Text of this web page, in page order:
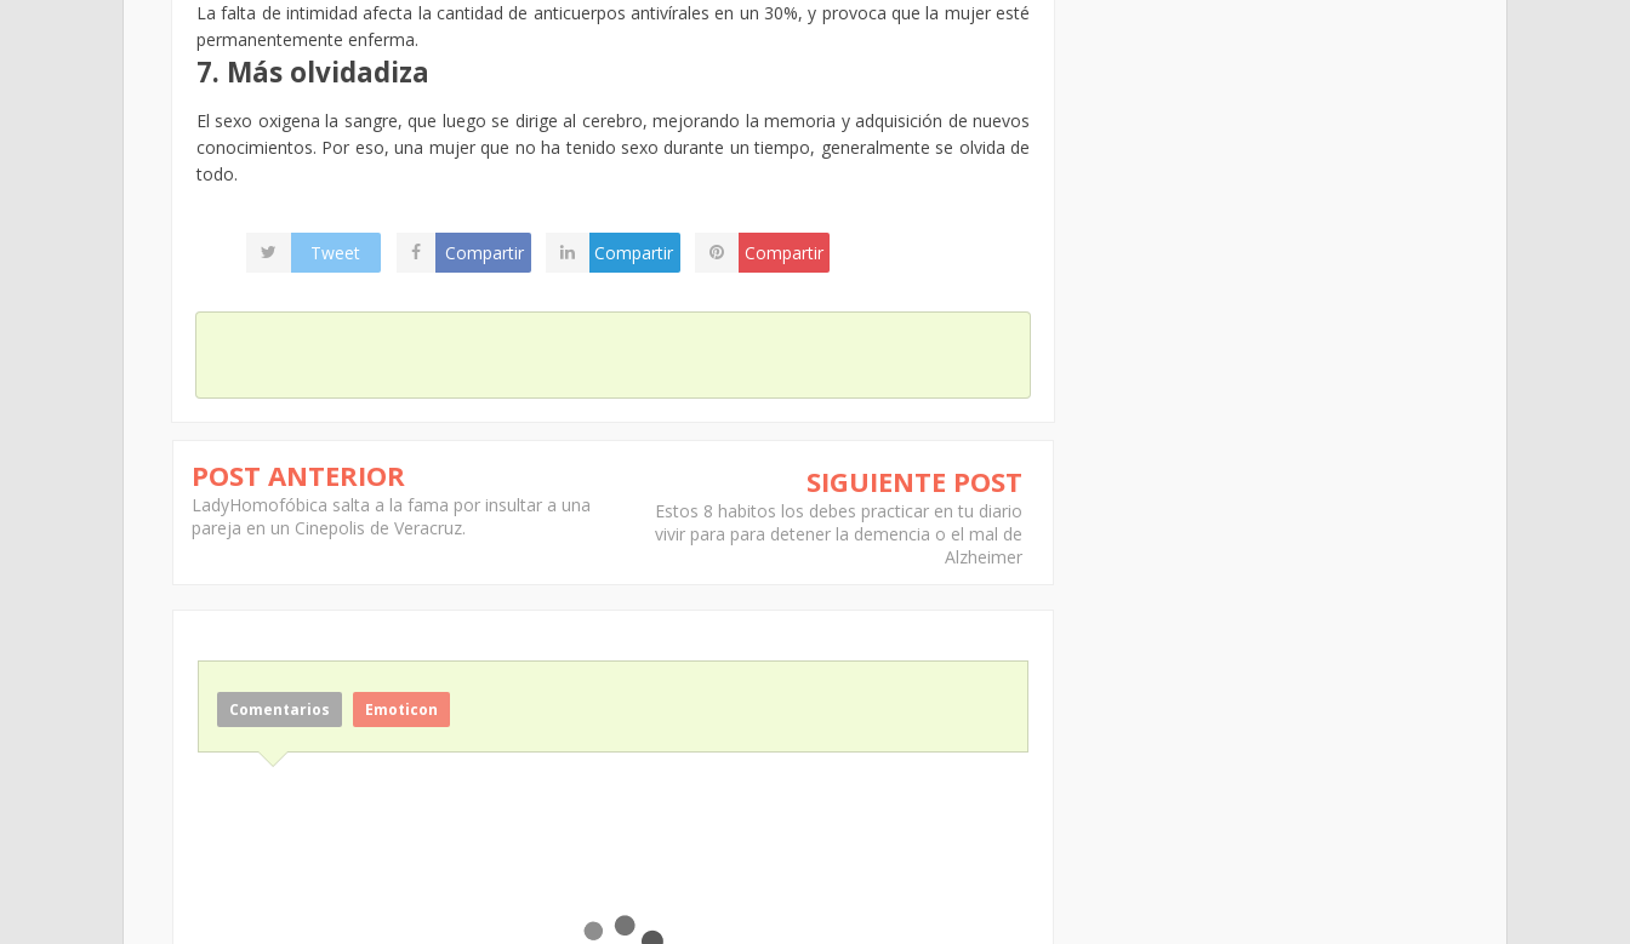
La falta de intimidad afecta la cantidad de anticuerpos antivírales en un 30%, y provoca que la mujer esté
permanentemente enferma.
7. Más olvidadiza
El sexo oxigena la sangre, que luego se dirige al cerebro, mejorando la memoria y adquisición de nuevos
conocimientos. Por eso, una mujer que no ha tenido sexo durante un tiempo, generalmente se olvida de
todo.
Tweet Compartir Compartir Compartir
POST ANTERIOR
LadyHomofóbica salta a la fama por insultar a una
pareja en un Cinepolis de Veracruz.
SIGUIENTE POST
Estos 8 habitos los debes practicar en tu diario
vivir para para detener la demencia o el mal de
Alzheimer
Comentarios Emoticon